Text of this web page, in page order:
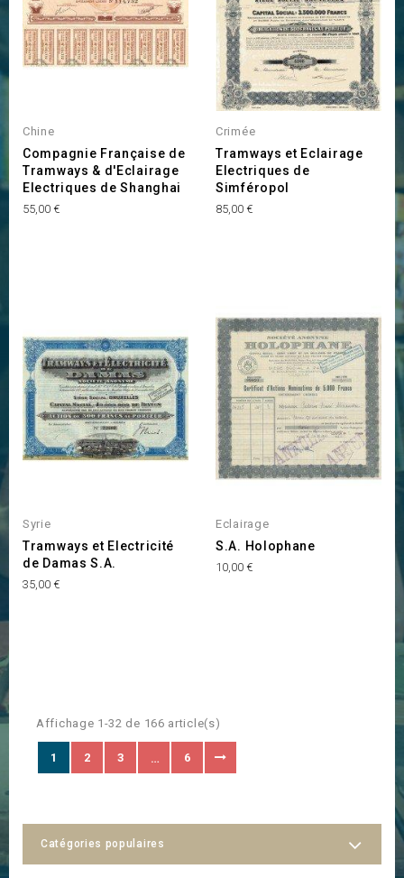
Chine
Compagnie Française de
Tramways & d'Eclairage
Electriques de Shanghai
Prix
55,00 €
Crimée
Tramways et Eclairage
Electriques de
Simféropol
Prix
85,00 €
Syrie
Tramways et Electricité
de Damas S.A.
Prix
35,00 €
Eclairage
S.A. Holophane
Prix
10,00 €
Affichage 1-32 de 166 article(s)
1 2 3 … 6
Catégories populaires